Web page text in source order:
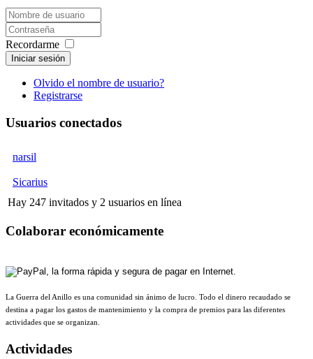
Recordarme
Iniciar sesión
Olvido el nombre de usuario?
Registrarse
Usuarios conectados
narsil
Sicarius
Hay 247 invitados y 2 usuarios en línea
Colaborar económicamente
La Guerra del Anillo es una comunidad sin ánimo de lucro. Todo el dinero recaudado se
destina a pagar los gastos de mantenimiento y la compra de premios para las diferentes
actividades que se organizan.
Actividades